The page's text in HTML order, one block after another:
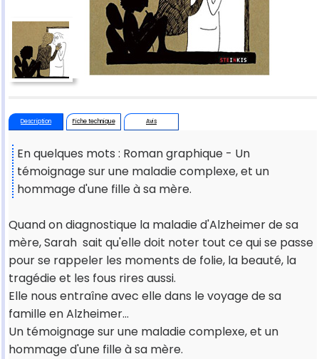
Description Fiche technique Avis
En quelques mots : Roman graphique - Un
témoignage sur une maladie complexe, et un
hommage d'une fille à sa mère.
Quand on diagnostique la maladie d'Alzheimer de sa
mère, Sarah sait qu'elle doit noter tout ce qui se passe
pour se rappeler les moments de folie, la beauté, la
tragédie et les fous rires aussi.
Elle nous entraîne avec elle dans le voyage de sa
famille en Alzheimer…
Un témoignage sur une maladie complexe, et un
hommage d'une fille à sa mère.